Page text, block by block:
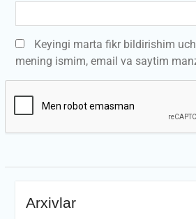
Keyingi marta fikr bildirishim
mening ismim, email va saytim
Arxivlar